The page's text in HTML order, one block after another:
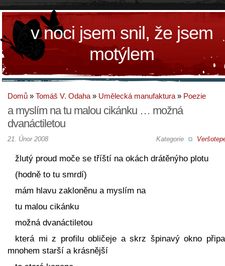
v noci jsem snil, že jsem
motýlem
Domů » Tomáš V. Odaha » Umělecká manufaktura » Poezie
a myslím na tu malou cikánku … možná
dvanáctiletou
Kategorie
21. Únor 2008
žlutý proud moče se tříští na okách drátěnýho plotu
(hodně to tu smrdí)
mám hlavu zakloněnu a myslím na
tu malou cikánku
možná dvanáctiletou
která mi z profilu obličeje a skrz špinavý okno
mnohem starší a krásnější